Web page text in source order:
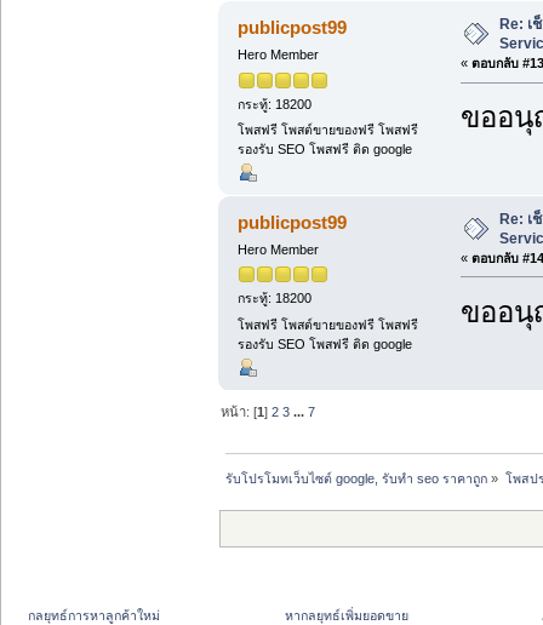
publicpost99
Hero Member
กระทู้: 18200
โพสฟรี โพสต์ขายของฟรี โพสฟรี
รองรับ SEO โพสฟรี ติด google
Re: เ
« ตอบกลับ
ขออนุ
publicpost99
Hero Member
กระทู้: 18200
โพสฟรี โพสต์ขายของฟรี โพสฟรี
รองรับ SEO โพสฟรี ติด google
Re: เ
« ตอบกลับ
ขออนุ
หน้า: [1]2 3 ...7
รับโปรโมทเว็บไซต์ google, รับทำ seo ราคาถูก » โพสป
กลยุทธ์การหาลูกค้าใหม่
หากลยุทธ์เพิ่มยอดขาย